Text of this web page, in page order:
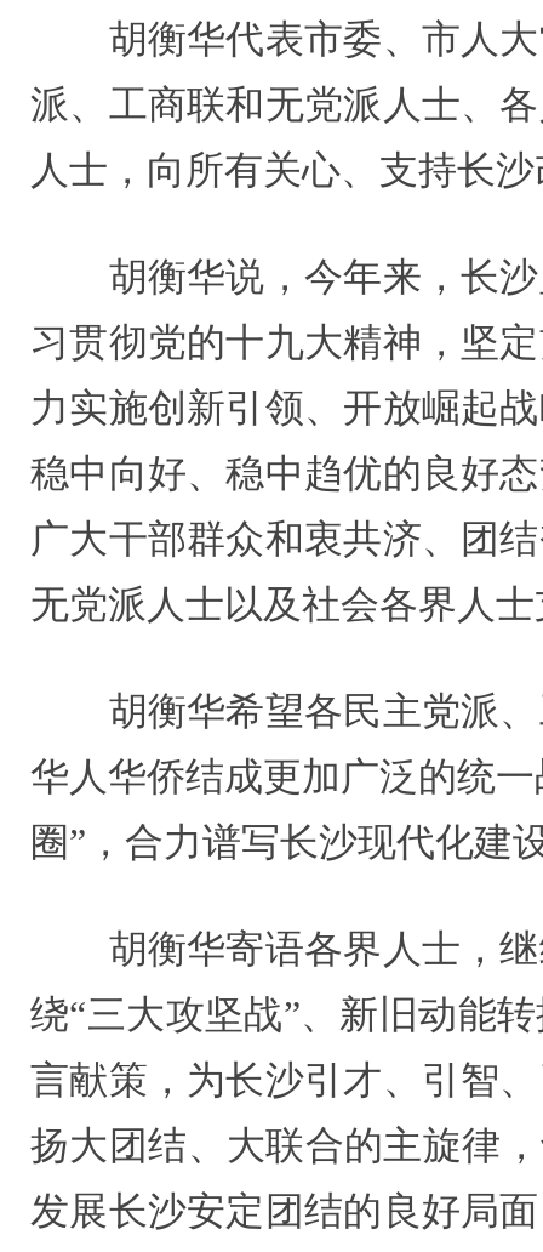
胡衡华代表市委、市人大
派、工商联和无党派人士、
人士，向所有关心、支持长
胡衡华说，今年来，长沙
习贯彻党的十九大精神，坚
力实施创新引领、开放崛起
稳中向好、稳中趋优的良好
广大干部群众和衷共济、团
无党派人士以及社会各界人
胡衡华希望各民主党派、
华人华侨结成更加广泛的统
圈”，合力谱写长沙现代化建
胡衡华寄语各界人士，继
绕“三大攻坚战”、新旧动能
言献策，为长沙引才、引智
扬大团结、大联合的主旋律
发展长沙安定团结的良好局